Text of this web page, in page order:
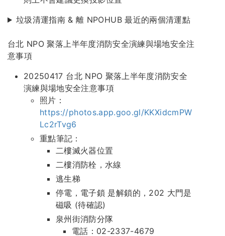
垃圾清運指南 & 離 NPOHUB 最近的兩個清運點
台北 NPO 聚落上半年度消防安全演練與場地安全注
意事項
20250417 台北 NPO 聚落上半年度消防安全
演練與場地安全注意事項
照片：
https://photos.app.goo.gl/KKXidcmPW
Lc2rTvg6
重點筆記：
二樓滅火器位置
二樓消防栓，水線
逃生梯
停電，電子鎖 是解鎖的，202 大門是
磁吸 (待確認)
泉州街消防分隊
電話：02-2337-4679